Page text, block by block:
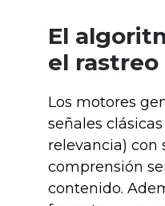
El
el
Los motores
señales
relevancia) con
comprensión
contenido.